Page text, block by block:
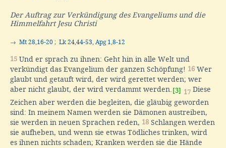
Der Auftrag zur Verkündigung des Evangeliums und die
Himmelfahrt Jesu Christi
→ Mt 28,16-20 ; Lk 24,44-53, Apg 1,8-12
15 Und er sprach zu ihnen: Geht hin in alle Welt und
verkündigt das Evangelium der ganzen Schöpfung! 16 Wer
glaubt und getauft wird, der wird gerettet werden; wer
aber nicht glaubt, der wird verdammt werden. [3] 17 Diese
Zeichen aber werden die begleiten, die gläubig geworden
sind: In meinem Namen werden sie Dämonen austreiben,
sie werden in neuen Sprachen reden, 18 Schlangen werden
sie aufheben, und wenn sie etwas Tödliches trinken, wird
es ihnen nichts schaden; Kranken werden sie die Hände